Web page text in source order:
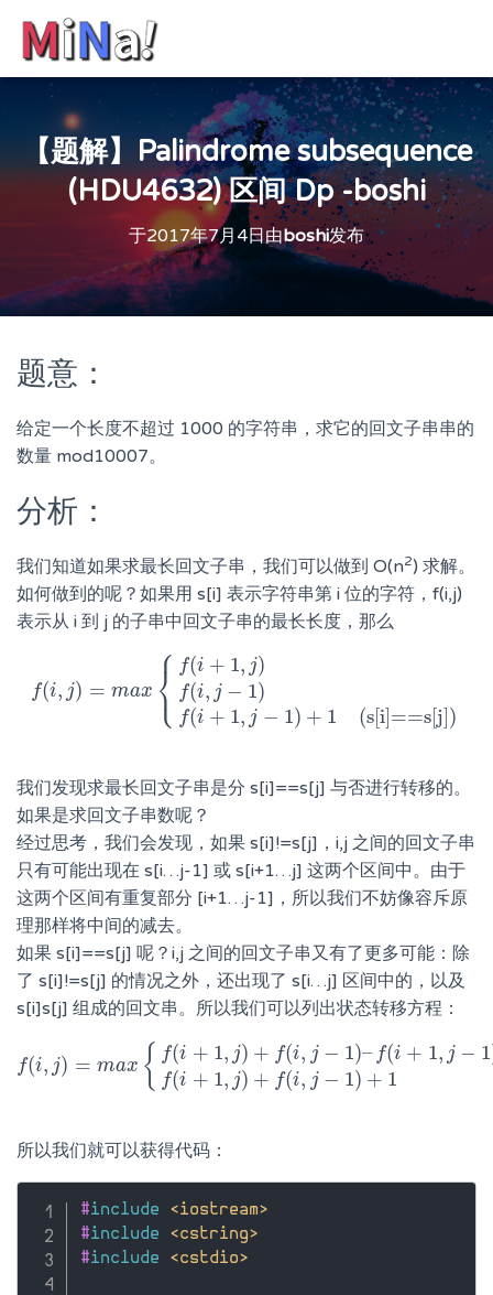
【题解】Palindrome subsequence
(HDU4632) 区间 Dp -boshi
于2017年7月4日由boshi发布
题意：
给定一个长度不超过 1000 的字符串，求它的回文子串串的
数量 mod10007。
分析：
我们知道如果求最长回文子串，我们可以做到 O(n2) 求解。
如何做到的呢？如果用 s[i] 表示字符串第 i 位的字符，f(i,j)
表示从 i 到 j 的子串中回文子串的最长长度，那么
f(i, j) = max ⎧
⎩
⎨ f(i + 1, j)
f(i, j − 1)
f(i + 1, j − 1) + 1 (s[i]==s[j])
f( , )= max{f i+ ,j)f(i j−1 f(i
我们发现求最长回文子串是分 s[i]==s[j] 与否进行转移的。
如果是求回文子串数呢？
经过思考，我们会发现，如果 s[i]!=s[j]，i,j 之间的回文子串
只有可能出现在 s[i…j-1] 或 s[i+1…j] 这两个区间中。由于
这两个区间有重复部分 [i+1…j-1]，所以我们不妨像容斥原
理那样将中间的减去。
如果 s[i]==s[j] 呢？i,j 之间的回文子串又有了更多可能：除
了 s[i]!=s[j] 的情况之外，还出现了 s[i…j] 区间中的，以及
s[i]s[j] 组成的回文串。所以我们可以列出状态转移方程：
f(i, j) = max { f(i + 1, j) + f(i, j − 1)– f(i + 1, j − 1
f(i + 1, j) + f(i, j − 1) + 1
f(i, j) = max{f(i+ 1, )+f (i − 1 )–f( + ,j− 1 )(s[i]!=s[j])f + )+f
所以我们就可以获得代码：
#include
<iostream>
#include
<cstring>
#include <cstdio>